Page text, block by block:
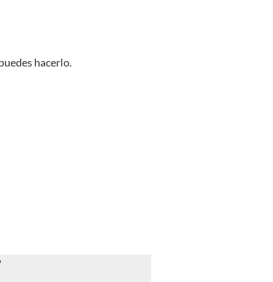
hacerlo.